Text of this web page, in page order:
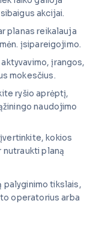
akcijai.
planas reikalauja
įsipareigojimo.
įrangos,
mokesčius.
ryšio aprėptį,
naudojimo
įvertinkite, kokios
planą
palyginimo tikslais,
operatorius arba